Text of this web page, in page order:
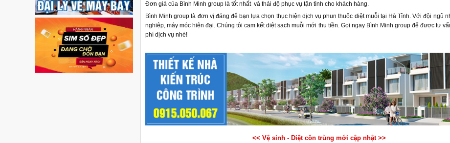
Đơn giá của Bình Minh group là tốt nhất và thái độ phục vụ tận tình cho khách hàng.
Bình Minh group là đơn vị đáng để bạn lựa chọn thục hiện dịch vụ phun thuốc diệt muỗi tại Hà Tĩnh. Với đội ngũ
nghiệp, máy móc hiện đại. Chúng tôi cam kết diệt sạch muỗi mới thu tiền. Gọi ngay Bình Minh group để được tư
phí dịch vụ nhé!
<< Vệ sinh - Diệt côn trùng mới cập nhật >>